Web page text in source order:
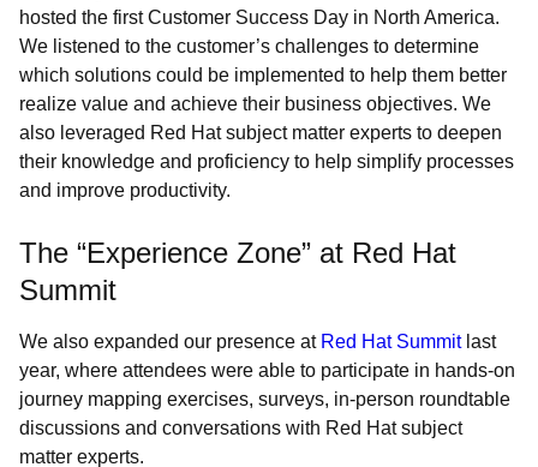
hosted the first Customer Success Day in North America.
We listened to the customer’s challenges to determine
which solutions could be implemented to help them better
realize value and achieve their business objectives. We
also leveraged Red Hat subject matter experts to deepen
their knowledge and proficiency to help simplify processes
and improve productivity.
The “Experience Zone” at Red Hat
Summit
We also expanded our presence at Red Hat Summitlast
year, where attendees were able to participate in hands-on
journey mapping exercises, surveys, in-person roundtable
discussions and conversations with Red Hat subject
matter experts.